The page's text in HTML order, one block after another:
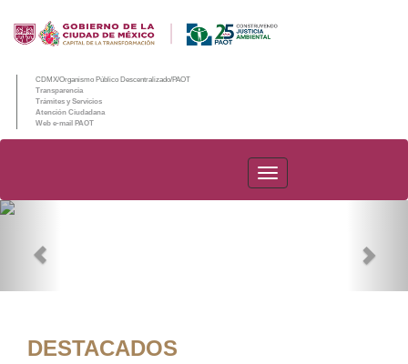
CDMX/Organismo Público Descentralizado/PAOT
Transparencia
Trámites y Servicios
Atención Ciudadana
Web e-mail PAOT
PAOT
DESTACADOS